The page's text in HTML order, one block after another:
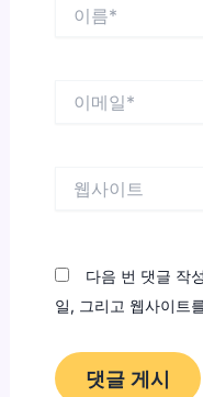
다음 번 댓글 작
일, 그리고 웹사이트